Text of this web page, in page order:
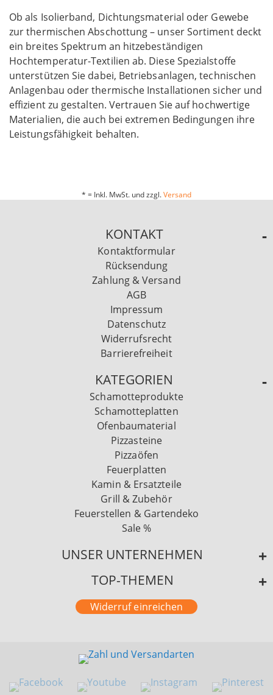
Ob als Isolierband, Dichtungsmaterial oder Gewebe
zur thermischen Abschottung – unser Sortiment deckt
ein breites Spektrum an hitzebeständigen
Hochtemperatur-Textilien ab. Diese Spezialstoffe
unterstützen Sie dabei, Betriebsanlagen, technischen
Anlagenbau oder thermische Installationen sicher und
effizient zu gestalten. Vertrauen Sie auf hochwertige
Materialien, die auch bei extremen Bedingungen ihre
Leistungsfähigkeit behalten.
* = Inkl. MwSt. und zzgl.Versand
KONTAKT
Kontaktformular
Rücksendung
Zahlung & Versand
AGB
Impressum
Datenschutz
Widerrufsrecht
Barrierefreiheit
KATEGORIEN
Schamotteprodukte
Schamotteplatten
Ofenbaumaterial
Pizzasteine
Pizzaöfen
Feuerplatten
Kamin & Ersatzteile
Grill & Zubehör
Feuerstellen & Gartendeko
Sale %
UNSER UNTERNEHMEN
TOP-THEMEN
Widerruf einreichen